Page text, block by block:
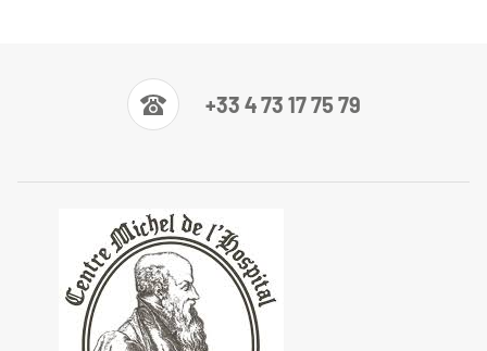
+33 4 73 17 75 79